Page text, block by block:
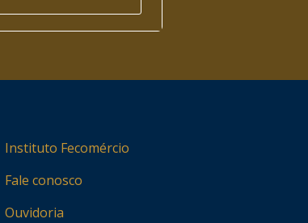
Instituto Fecomércio
Fale conosco
Ouvidoria